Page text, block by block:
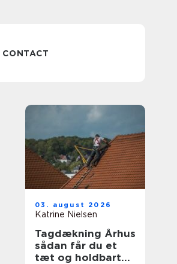
CONTACT
03. august 2026
Katrine Nielsen
Tagdækning Århus
sådan får du et
tæt og holdbart